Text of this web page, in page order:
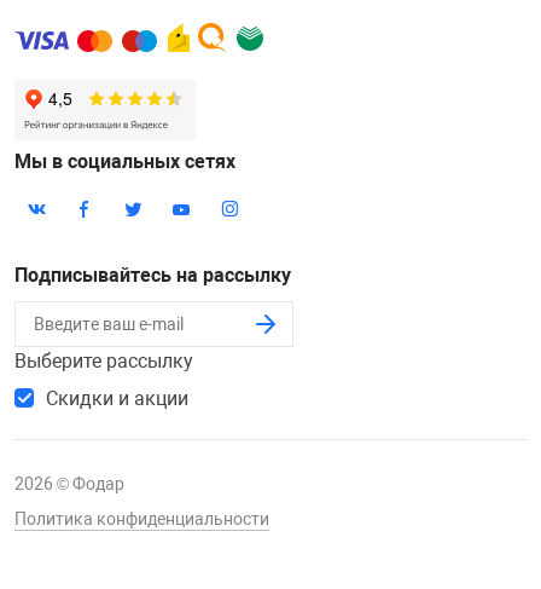
Мы в социальных сетях
Подписывайтесь на рассылку
Выберите рассылку
Скидки и акции
2026 © Фодар
Политика конфиденциальности